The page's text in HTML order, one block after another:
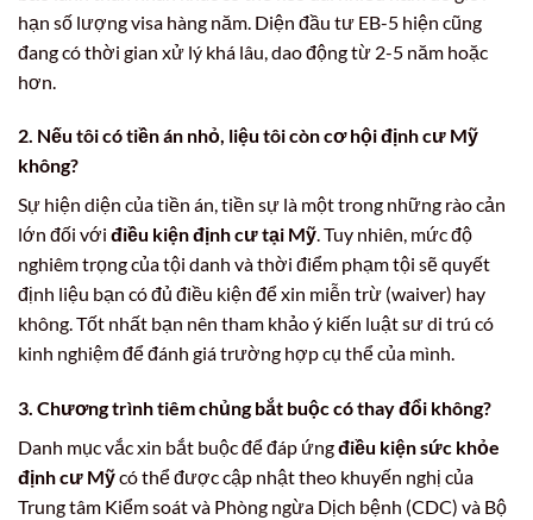
hạn số lượng visa hàng năm. Diện đầu tư EB-5 hiện cũng
đang có thời gian xử lý khá lâu, dao động từ 2-5 năm hoặc
hơn.
2. Nếu tôi có tiền án nhỏ, liệu tôi còn cơ hội định cư Mỹ
không?
Sự hiện diện của tiền án, tiền sự là một trong những rào cản
lớn đối với điều kiện định cư tại Mỹ. Tuy nhiên, mức độ
nghiêm trọng của tội danh và thời điểm phạm tội sẽ quyết
định liệu bạn có đủ điều kiện để xin miễn trừ (waiver) hay
không. Tốt nhất bạn nên tham khảo ý kiến luật sư di trú có
kinh nghiệm để đánh giá trường hợp cụ thể của mình.
3. Chương trình tiêm chủng bắt buộc có thay đổi không?
Danh mục vắc xin bắt buộc để đáp ứngđiều kiện sức khỏe
định cư Mỹcó thể được cập nhật theo khuyến nghị của
Trung tâm Kiểm soát và Phòng ngừa Dịch bệnh (CDC) và Bộ